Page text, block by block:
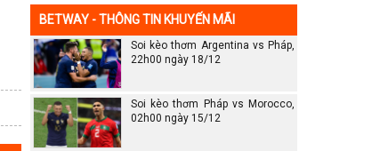
15
Everton 17
16
Crystal Palace 17 -8
16
17
Leicester City
18
Ipswich
19
Wolves 17
20
Southampton
BETWAY - THÔNG TIN KHUYẾN MÃI
Soi kèo thơm Argentina vs Pháp,
22h00 ngày 18/12
Soi kèo thơm Pháp vs Morocco,
02h00 ngày 15/12